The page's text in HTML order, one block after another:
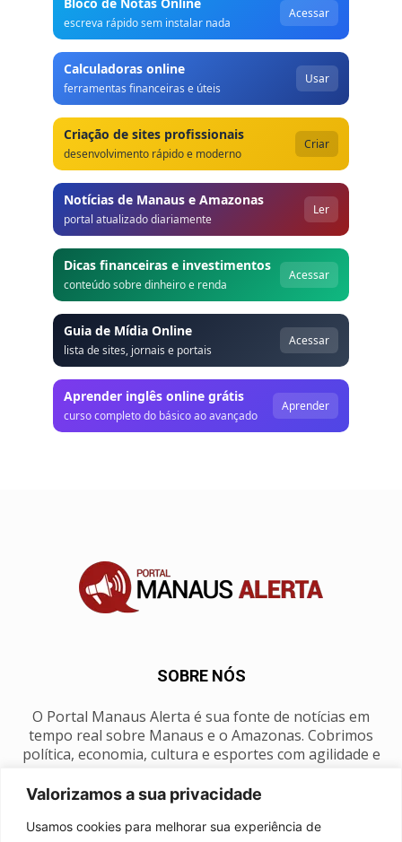
Valorizamos a sua privacidade
Usamos cookies para melhorar sua experiência de
escreva rápido sem instalar nada
Acessar
Calculadoras online
ferramentas financeiras e úteis
Usar
Criação de sites profissionais
desenvolvimento rápido e moderno
Criar
Notícias de Manaus e Amazonas
portal atualizado diariamente
Ler
Dicas financeiras e investimentos
conteúdo sobre dinheiro e renda
Acessar
Guia de Mídia Online
lista de sites, jornais e portais
Acessar
Aprender inglês online grátis
curso completo do básico ao avançado
Aprender
SOBRE NÓS
O Portal Manaus Alerta é sua fonte de notícias em
tempo real sobre Manaus e o Amazonas. Cobrimos
política, economia, cultura e esportes com agilidade e